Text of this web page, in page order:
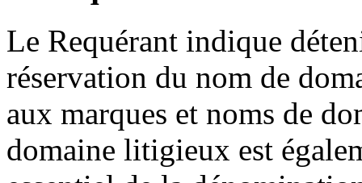
Le Requérant indique
réservation du nom de
aux marques et noms de
domaine litigieux est